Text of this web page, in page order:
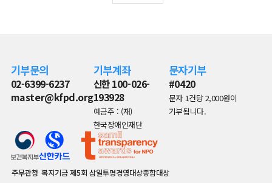
기부문의
02-6399-6237
master@kfpd.org
기부계좌
신한 100-026-
193928
예금주 : (재)
한국장애인재단
문자기부
#0420
문자 1건당 2,000원이
기부됩니다.
주무관청 복지기금제5회 삼일투명경영대상종합대상